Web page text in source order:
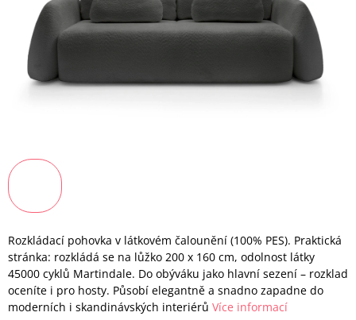
Rozkládací pohovka v látkovém čalounění (100% PES). Praktická
stránka: rozkládá se na lůžko 200 x 160 cm, odolnost látky
45000 cyklů Martindale. Do obýváku jako hlavní sezení – rozklad
oceníte i pro hosty. Působí elegantně a snadno zapadne do
moderních i skandinávských interiérů Více informací